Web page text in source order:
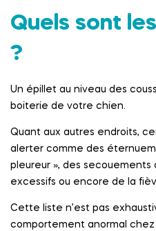
Quels sont
?
Un épillet au niveau des
boiterie de votre chien.
Quant aux autres endroits,
alerter comme des
pleureur », des
excessifs ou encore de la
Cette liste n’est pas
comportement anormal